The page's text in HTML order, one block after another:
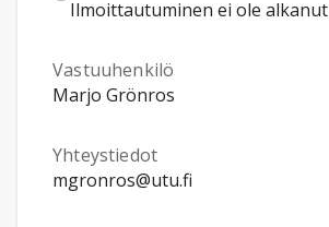
Ilmoittautuminen ei ole alkanut
Vastuuhenkilö
Marjo Grönros
Yhteystiedot
mgronros@utu.fi